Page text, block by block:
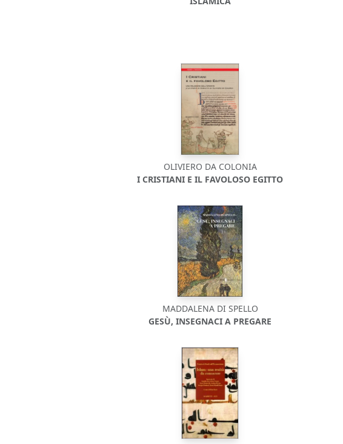
OLIVIERO DA COLONIA
I CRISTIANI E IL FAVOLOSO EGITTO
MADDALENA DI SPELLO
GESÙ, INSEGNACI A PREGARE